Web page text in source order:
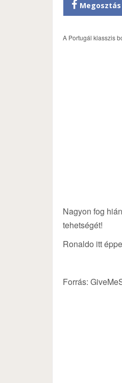
Megosztás
A Portugál klasszis
Nagyon fog
tehetségét!
Ronaldo itt
Forrás: